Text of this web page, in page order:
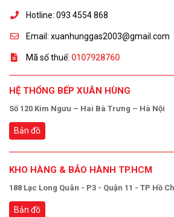
Hotline: 093 4554 868
Email: xuanhunggas2003@gmail.com
Mã số thuế: 0107928760
HỆ THỐNG BẾP XUÂN HÙNG
Số 120 Kim Ngưu – Hai Bà Trưng – Hà Nội
Bản đồ
KHO HÀNG & BẢO HÀNH TP.HCM
188 Lạc Long Quân - P3 - Quận 11 - TP Hồ
Bản đồ